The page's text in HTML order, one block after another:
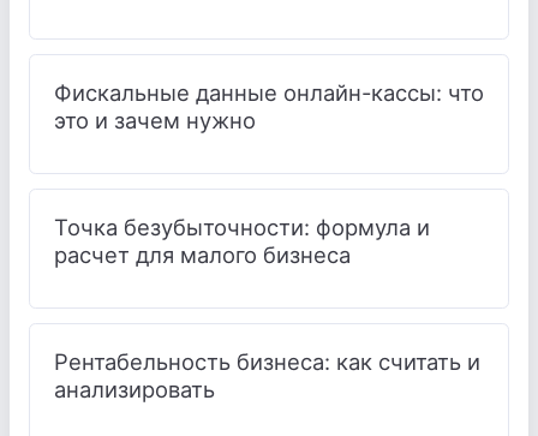
Фискальные данные онлайн-кассы: что
это и зачем нужно
Точка безубыточности: формула и
расчет для малого бизнеса
Рентабельность бизнеса: как считать и
анализировать